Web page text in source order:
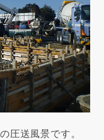
圧送風景です。